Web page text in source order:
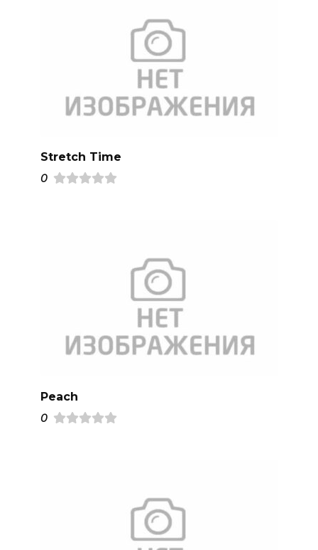
Stretch Time
0
Peach
0